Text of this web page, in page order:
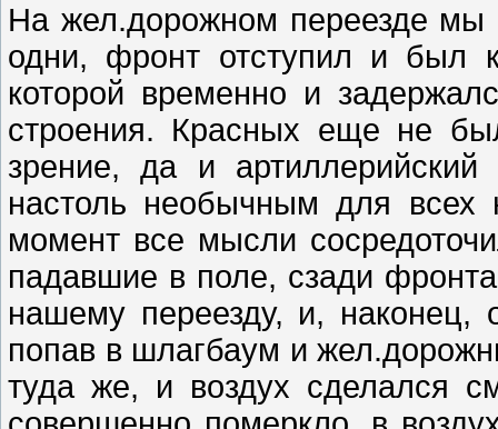
На жел.дорожном переезде
одни, фронт отступил и был
которой временно и
строения. Красных еще не
зрение, да и
настоль необычным для
момент все мысли
падавшие в поле, сзади
нашему переезду, и, наконец,
попав в шлагбаум и
туда же, и воздух сделался